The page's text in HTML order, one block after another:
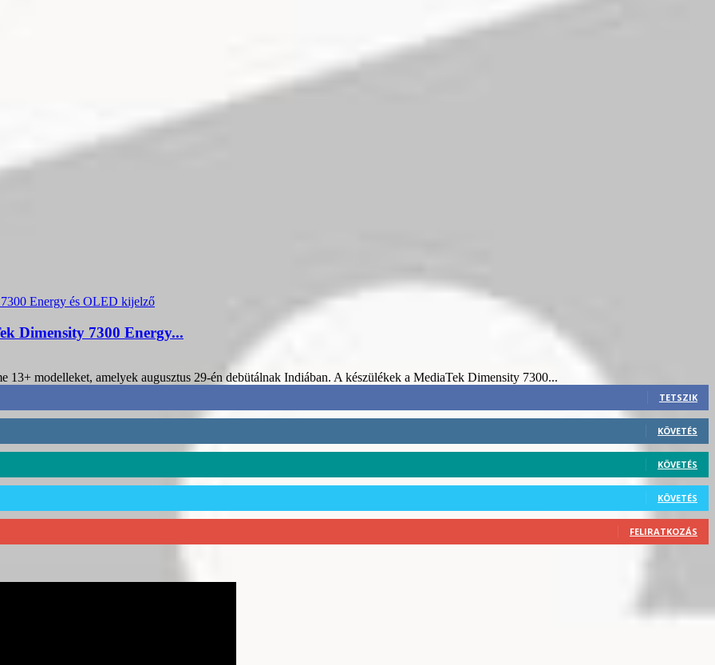
Dimensity 7300 Energy...
13+ modelleket, amelyek augusztus 29-én debütálnak Indiában. A készülékek a MediaTek Dimensity 7300...
TETSZIK
KÖVETÉS
KÖVETÉS
KÖVETÉS
FELIRATKOZÁS